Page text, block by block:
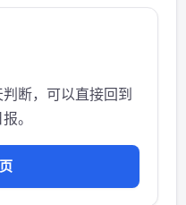
国权威财经媒体，报道
净值投...
断，可以直接回到
。